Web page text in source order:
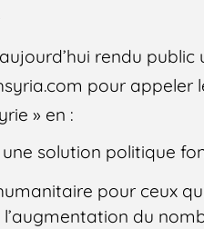
rendu
pour appeler
» en :
solution politique
pour ceux
du